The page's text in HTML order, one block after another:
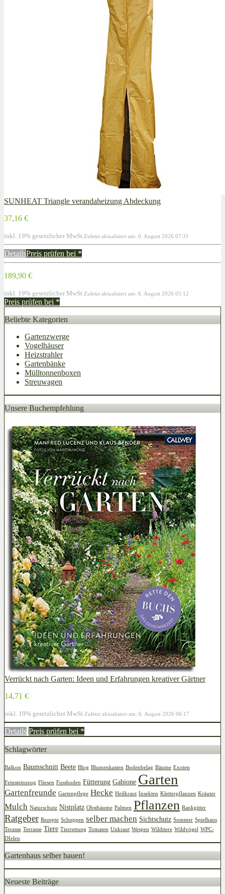
SUNHEAT Triangle verandaheizung Abdeckung
37,16 €
inkl. 19% gesetzlicher MwSt. Zuletzt aktualisiert am: 6. August 2026 07:31
DetailsPreis prüfen bei *
189,90 €
inkl. 19% gesetzlicher MwSt. Zuletzt aktualisiert am: 6. August 2026 05:12
Preis prüfen bei *
Beliebte Kategorien
Gartenzwerge
Vogelhäuser
Heizstrahler
Gartenbänke
Mülltonnenboxen
Streuwagen
Unsere Buchempfehlung
Verrückt nach Garten: Ideen und Erfahrungen kreativer Gärtner
14,71 €
inkl. 19% gesetzlicher MwSt. Zuletzt aktualisiert am: 6. August 2026 06:17
Details Preis prüfen bei *
Schlagwörter
Balkon Baumschnitt Beete Blog Blumenkasten Bodenbelag Bäume Exoten
Feinsteinzeug Fliesen Fussboden Fütterung Gabione Garten
Gartenfreunde Gartenpflege Hecke Heilkraut Insekten Kletterpflanzen Kräuter
Mulch Naturschutz Nistplatz Obstbäume Palmen Pflanzen Rankgitter
Ratgeber Rezepte Schuppen selber machen Sichtschutz Sommer Spielhaus
Terasse Terrasse Tiere Tierrettung Tomaten Unkraut Wespen Wildtiere Wildvögel WPC-
DIelen
Gartenhaus selber bauen!
Neueste Beiträge